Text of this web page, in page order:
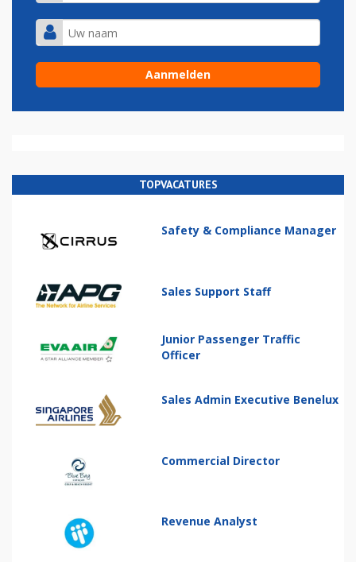
TOPVACATURES
Safety & Compliance Manager
Sales Support Staff
Junior Passenger Traffic
Officer
Sales Admin Executive Benelux
Commercial Director
Revenue Analyst